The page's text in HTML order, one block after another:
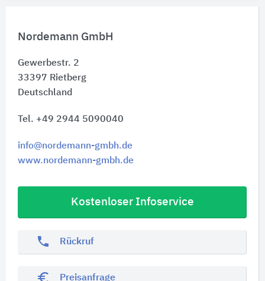
Nordemann GmbH
Gewerbestr. 2
33397 Rietberg
Deutschland
Tel. +49 2944 5090040
info@nordemann-gmbh.de
www.nordemann-gmbh.de
Kostenloser Infoservice
phone Rückruf
euro_symbol Preisanfrage